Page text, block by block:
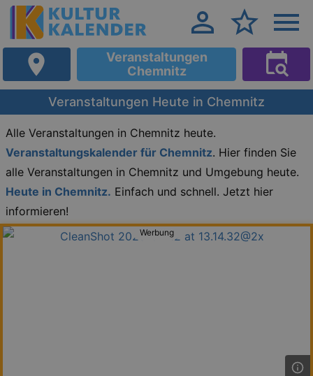
Veranstaltungen
Chemnitz
Veranstaltungen Heute in Chemnitz
Alle Veranstaltungen in Chemnitz heute.
Veranstaltungskalender für Chemnitz. Hier finden Sie
alle Veranstaltungen in Chemnitz und Umgebung heute.
Heute in Chemnitz. Einfach und schnell. Jetzt hier
informieren!
Werbung